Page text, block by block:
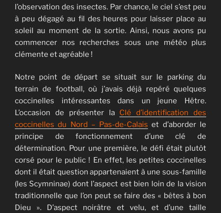
l’observation des insectes. Par chance, le ciel s’est peu
à peu dégagé au fil des heures pour laisser place au
soleil au moment de la sortie. Ainsi, nous avons pu
commencer nos recherches sous une météo plus
clémente et agréable !
Notre point de départ se situait sur le parking du
terrain de football, où j’avais déjà repéré quelques
coccinelles intéressantes dans un jeune Hêtre.
L’occasion de présenter la Clé d’identification des
coccinelles du Nord – Pas-de-Calais et d’aborder le
principe de fonctionnement d’une clé de
détermination. Pour une première, le défi était plutôt
corsé pour le public ! En effet, les petites coccinelles
dont il était question appartenaient à une sous-famille
(les Scymninae) dont l’aspect est bien loin de la vision
traditionnelle que l’on peut se faire des « bêtes à bon
Dieu ». D’aspect noirâtre et velu, et d’une taille